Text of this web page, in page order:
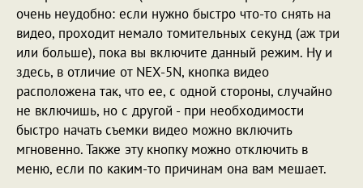
очень неудобно: если нужно быстро что-то снять на
видео, проходит немало томительных секунд (аж три
или больше), пока вы включите данный режим. Ну и
здесь, в отличие от NEX-5N, кнопка видео
расположена так, что ее, с одной стороны, случайно
не включишь, но с другой - при необходимости
быстро начать съемки видео можно включить
мгновенно. Также эту кнопку можно отключить в
меню, если по каким-то причинам она вам мешает.